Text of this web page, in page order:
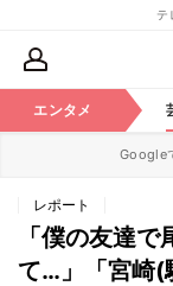
テ
エンタメ
Google
レポート
「僕の友達
て…」「宮崎(